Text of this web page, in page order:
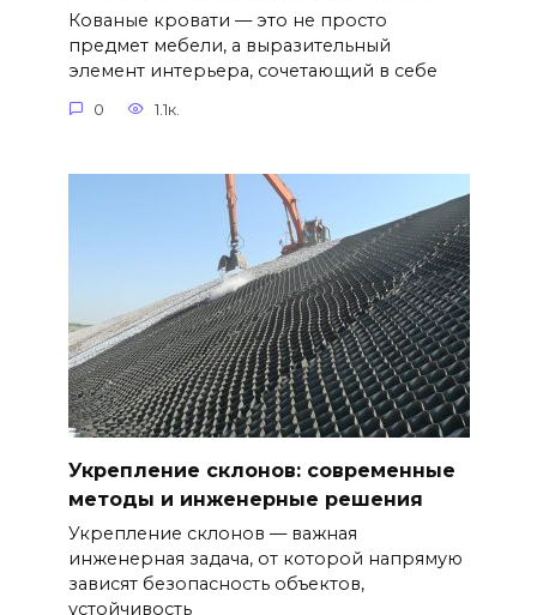
Кованые кровати — это не просто
предмет мебели, а выразительный
элемент интерьера, сочетающий в себе
0 1.1к.
Укрепление склонов: современные
методы и инженерные решения
Укрепление склонов — важная
инженерная задача, от которой напрямую
зависят безопасность объектов,
устойчивость